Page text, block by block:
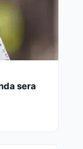
sera